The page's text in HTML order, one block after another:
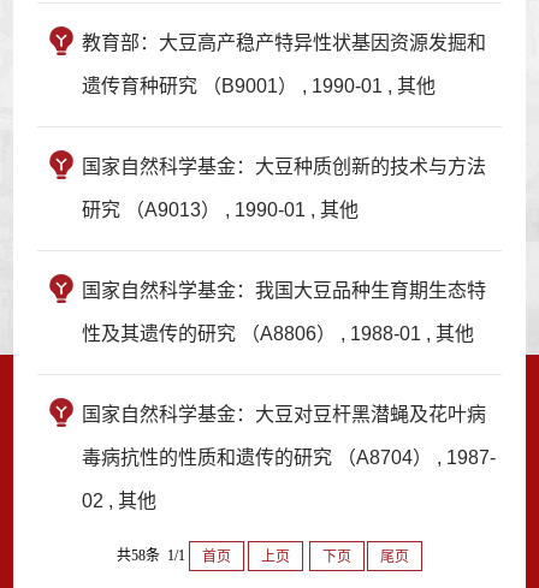
教育部：大豆高产稳产特异性状基因资源发掘和
遗传育种研究 （B9001） , 1990-01 , 其他
国家自然科学基金：大豆种质创新的技术与方法
研究 （A9013） , 1990-01 , 其他
国家自然科学基金：我国大豆品种生育期生态特
性及其遗传的研究 （A8806） , 1988-01 , 其他
国家自然科学基金：大豆对豆杆黑潜蝇及花叶病
毒病抗性的性质和遗传的研究 （A8704） , 1987-
02 , 其他
共58条 1/1 首页 上页 下页 尾页